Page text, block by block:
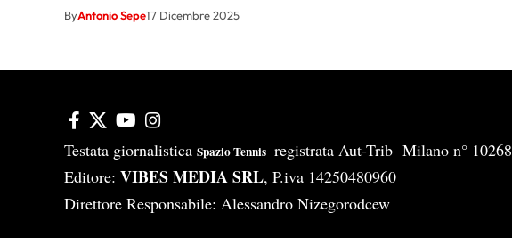
ByAntonio Sepe17 Dicembre 2025
Testata giornalistica Spazio Tennis registrata Aut-Trib Milano n°
Editore: VIBES MEDIA SRL, P.iva 14250480960
Direttore Responsabile: Alessandro Nizegorodcew